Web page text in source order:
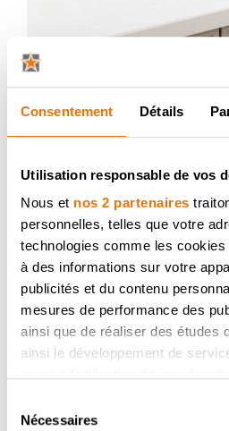
Consentement Détails
Utilisation responsable de vos
Nous et nos 2 partenaires
personnelles, telles que votre
technologies comme les
à des informations sur votre
publicités et du contenu
mesures de performance des
ainsi que de réaliser des études
ainsi le développement de
tout moment en consultant la
Nécessaires